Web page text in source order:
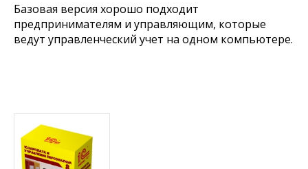
Базовая версия хорошо подходит
предпринимателям и управляющим, которые
ведут управленческий учет на одном компьютере.